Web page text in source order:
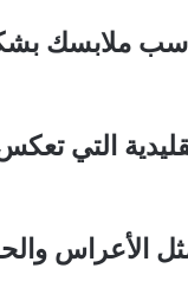
ملابسك
التي
الأعراس